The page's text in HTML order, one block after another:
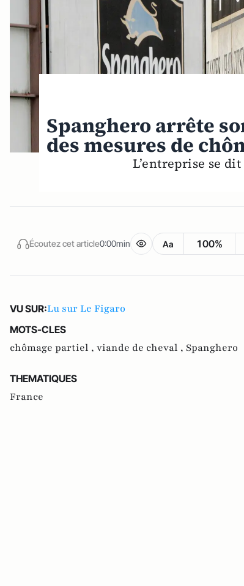
Spanghero arrête
des mesures de
L’entreprise se
Écoutez cet article0:00min Aa 100%
VU SUR:Lu sur Le Figaro
MOTS-CLES
chômage partiel , viande de cheval , Spanghero
THEMATIQUES
France